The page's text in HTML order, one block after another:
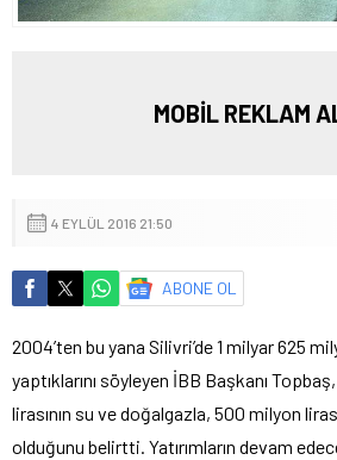
MOBİL REKLAM
4 EYLÜL 2016 21:50
ABONE OL
2004’ten bu yana Silivri’de 1 milyar 625
yaptıklarını söyleyen İBB Başkanı
lirasının su ve doğalgazla, 500 milyon
olduğunu belirtti. Yatırımların devam